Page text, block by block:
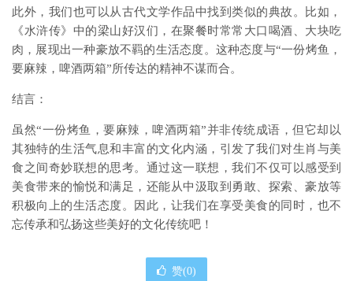
此外，我们也可以从古代文学作品中找到类似的典故。比如，
《水浒传》中的梁山好汉们，在聚餐时常常大口喝酒、大块吃
肉，展现出一种豪放不羁的生活态度。这种态度与“一份烤鱼，
要麻辣，啤酒两箱”所传达的精神不谋而合。
结言：
虽然“一份烤鱼，要麻辣，啤酒两箱”并非传统成语，但它却以
其独特的生活气息和丰富的文化内涵，引发了我们对生肖与美
食之间奇妙联想的思考。通过这一联想，我们不仅可以感受到
美食带来的愉悦和满足，还能从中汲取到勇敢、探索、豪放等
积极向上的生活态度。因此，让我们在享受美食的同时，也不
忘传承和弘扬这些美好的文化传统吧！
赞(0)